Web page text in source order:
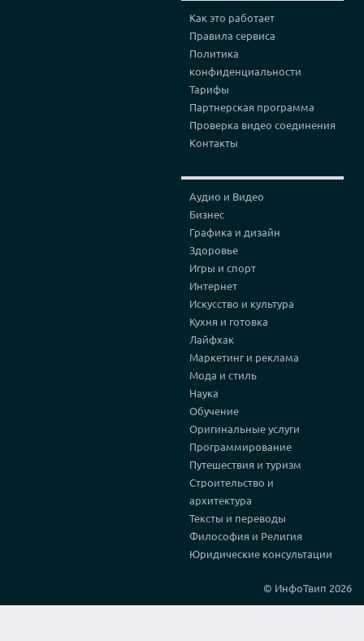
Как это работает
Правила сервиса
Политика
конфиденциальности
Тарифы
Партнерская программа
Проверка видео соединения
Контакты
Аудио и Видео
Бизнес
Графика и дизайн
Здоровье
Игры и спорт
Интернет
Искусство и культура
Кухня и готовка
Лайфхак
Маркетинг и реклама
Мода и стиль
Наука
Обучение
Оригинальные услуги
Программирование
Путешествия и туризм
Строительство и
архитектура
Тексты и переводы
Философия и Религия
Юридические консультации
© ИнфоТвип 2026